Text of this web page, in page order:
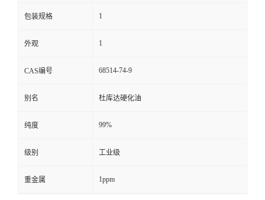
包装规格 1
外观 1
CAS编号 68514-74-9
别名 杜库达硬化油
纯度 99%
级别 工业级
重金属 1ppm